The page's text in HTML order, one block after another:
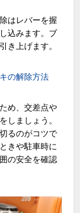
はレバーを握
込みます。ブ
き上げます。
の解除方法
め、交差点や
しましょう。
るのがコツで
きや駐車時に
の安全を確認